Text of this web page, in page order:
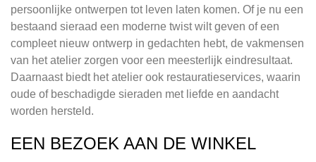
persoonlijke ontwerpen tot leven laten komen. Of je nu een
bestaand sieraad een moderne twist wilt geven of een
compleet nieuw ontwerp in gedachten hebt, de vakmensen
van het atelier zorgen voor een meesterlijk eindresultaat.
Daarnaast biedt het atelier ook restauratieservices, waarin
oude of beschadigde sieraden met liefde en aandacht
worden hersteld.
EEN BEZOEK AAN DE WINKEL